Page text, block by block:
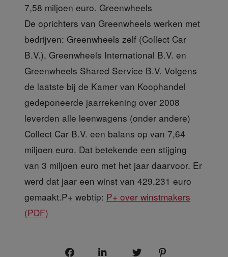
7,58 miljoen euro. Greenwheels
De oprichters van Greenwheels werken met
bedrijven: Greenwheels zelf (Collect Car
B.V.), Greenwheels International B.V. en
Greenwheels Shared Service B.V. Volgens
de laatste bij de Kamer van Koophandel
gedeponeerde jaarrekening over 2008
leverden alle leenwagens (onder andere)
Collect Car B.V. een balans op van 7,64
miljoen euro. Dat betekende een stijging
van 3 miljoen euro met het jaar daarvoor. Er
werd dat jaar een winst van 429.231 euro
gemaakt.P+ webtip: P+ over winstmakers
(PDF)